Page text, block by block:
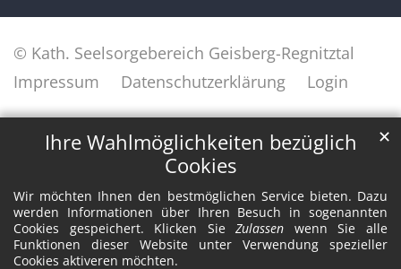
Ihre Wahlmöglichkeiten bezüglich
Cookies
Wir möchten Ihnen den bestmöglichen Service bieten. Dazu
werden Informationen über Ihren Besuch in sogenannten
Cookies gespeichert. Klicken SieZulassen wenn Sie alle
Funktionen dieser Website unter Verwendung spezieller
Cookies aktiveren möchten.
✕
© Kath. Seelsorgebereich Geisberg-Regnitztal
Impressum
Datenschutzerklärung Login